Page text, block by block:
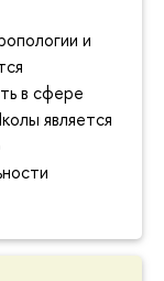
и
в сфере
является